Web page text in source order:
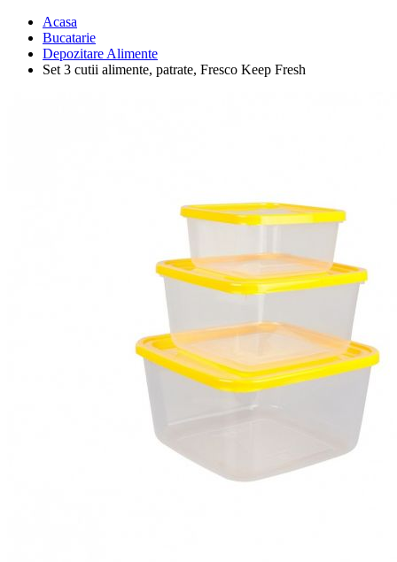
Acasa
Bucatarie
Depozitare Alimente
Set 3 cutii alimente, patrate, Fresco Keep Fresh